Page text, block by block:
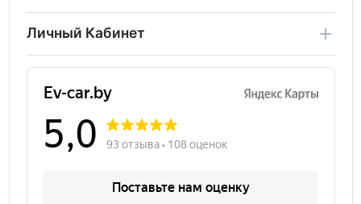
Личный Кабинет